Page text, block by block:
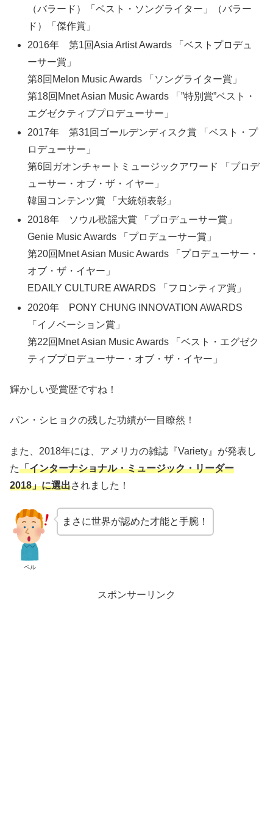
（バラード）「ベスト・ソングライター」（バラー
ド）「傑作賞」
2016年 第1回Asia Artist Awards
「ベストプロデュ
ーサー賞」
第8回 Melon Music Awards
「ソングライター賞」
第18回 Mnet Asian Music Awards 「”特別賞”ベスト・
エグゼクティブプロデューサー」
2017年 第31回ゴールデンディスク賞 「ベスト・プ
ロデューサー」
第6回ガオンチャートミュージックアワード 「プロデ
ューサー・オブ・ザ・イヤー」
韓国コンテンツ賞 「大統領表彰」
2018年 ソウル歌謡大賞 「プロデューサー賞」
Genie Music Awards
「プロデューサー賞」
第20回 Mnet Asian Music Awards
「プロデューサー・
オブ・ザ・イヤー」
EDAILY CULTURE AWARDS
「フロンティア賞」
2020年
PONY CHUNG INNOVATION AWARDS
「イノベーション賞」
第22回 Mnet Asian Music Awards
「ベスト・エグゼク
ティブプロデューサー・オブ・ザ・イヤー」
輝かしい受賞歴ですね！
パン・シヒョクの残した功績が一目瞭然！
また、 2018年には、アメリカの雑誌『Variety 』が発表し
た「インターナショナル・ミュージック・リーダー
2018」に選出されました！
ペル
まさに世界が認めた才能と手腕！
スポンサーリンク